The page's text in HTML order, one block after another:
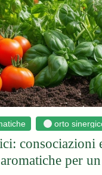
orto
consociazioni
per